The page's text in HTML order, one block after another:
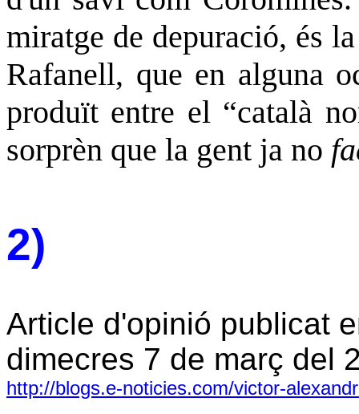
miratge de depuració, és
Rafanell, que en alguna
produït entre el “català
sorprèn que la gent ja no
2)
Article d'opinió publicat
dimecres 7 de març del
http://blogs.e-noticies.com/victor-